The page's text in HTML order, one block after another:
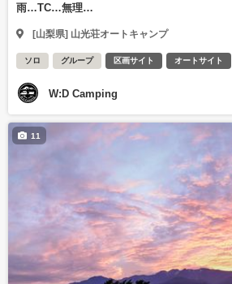
雨…TC…無理…
[山梨県] 山光荘オートキャンプ
ソロ グループ 区画サイト オートサイト
W:D Camping
11